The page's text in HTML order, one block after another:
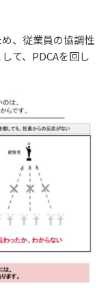
、従業員の協調性
て、PDCAを回し